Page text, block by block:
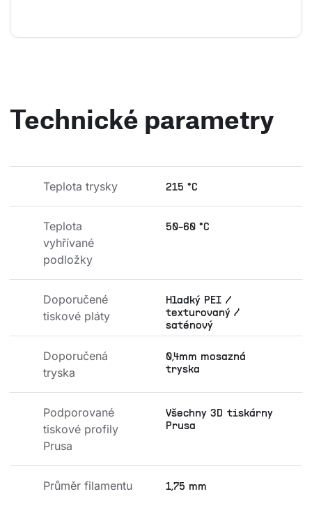
Technické parametry
Teplota trysky 215 °C
Teplota
vyhřívané
podložky
50-60 °C
Doporučené
tiskové pláty
Hladký PEI /
texturovaný /
saténový
Doporučená
tryska
0,4mm mosazná
tryska
Podporované
tiskové profily
Prusa
Všechny 3D tiskárny
Prusa
Průměr filamentu 1,75 mm